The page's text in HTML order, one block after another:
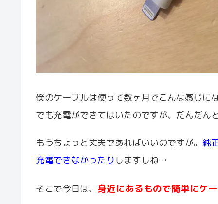
僕のケーブルは使って数ヶ月でこんな感じ
でも充電ができてはいたのですが、だんだ
もうちょっと丈夫であればいいのですが。 純
充電できなかったり しますしね…
そこで今日は、 身近にあるもので簡単にケ